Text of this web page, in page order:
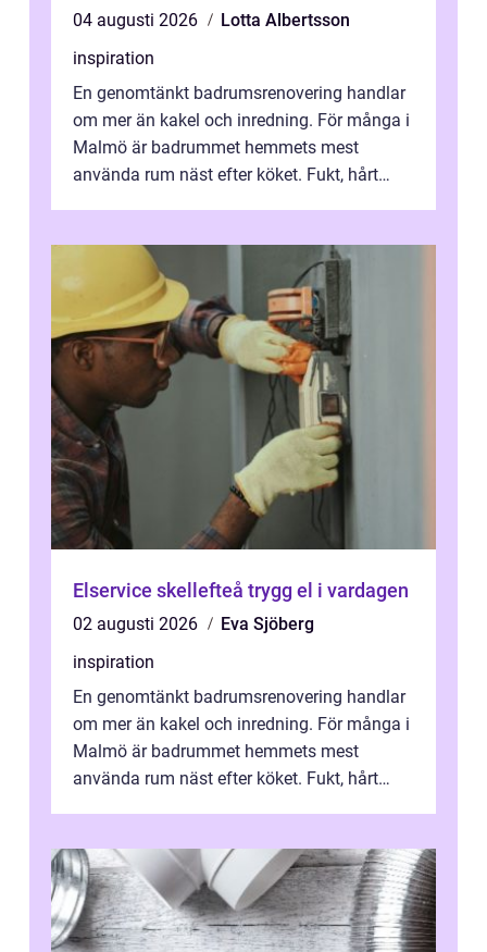
04 augusti 2026
Lotta Albertsson
inspiration
En genomtänkt badrumsrenovering handlar
om mer än kakel och inredning. För många i
Malmö är badrummet hemmets mest
använda rum näst efter köket. Fukt, hårt
Elservice skellefteå trygg el i vardagen
02 augusti 2026
Eva Sjöberg
inspiration
En genomtänkt badrumsrenovering handlar
om mer än kakel och inredning. För många i
Malmö är badrummet hemmets mest
använda rum näst efter köket. Fukt, hårt